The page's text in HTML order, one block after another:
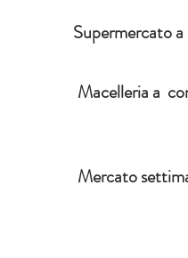
Supermercato
Macelleria a
Mercato